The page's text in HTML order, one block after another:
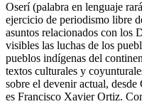
Oserí (palabra en lenguaje
ejercicio de periodismo libre
asuntos relacionados con los
visibles las luchas de los
pueblos indígenas del
textos culturales y
sobre el devenir actual,
es Francisco Xavier Ortiz.